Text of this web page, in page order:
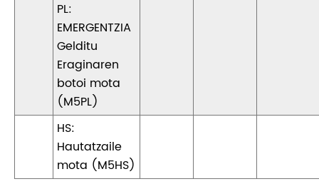
PL:
EMERGENTZIA
Gelditu
Eraginaren
botoi mota
(M5PL)
HS:
Hautatzaile
mota (M5HS)